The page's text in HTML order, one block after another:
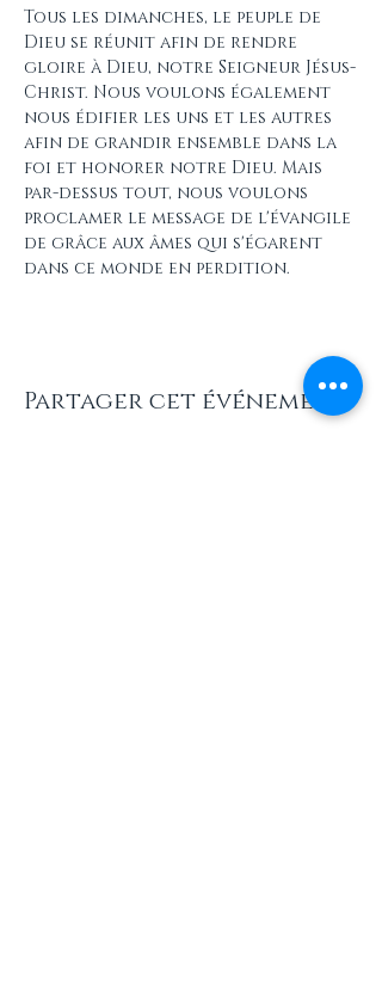
Tous les dimanches, le peuple de
Dieu se réunit afin de rendre
gloire à Dieu, notre Seigneur Jésus-
Christ. Nous voulons également
nous édifier les uns et les autres
afin de grandir ensemble dans la
foi et honorer notre Dieu. Mais
par-dessus tout, nous voulons
proclamer le message de l'évangile
de grâce aux âmes qui s'égarent
dans ce monde en perdition.
Partager cet événement